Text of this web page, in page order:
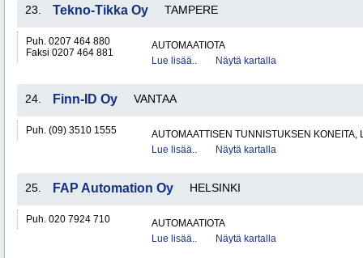
23. Tekno-Tikka Oy TAMPERE
Puh. 0207 464 880
Faksi 0207 464 881
AUTOMAATIOTA
Lue lisää..
Näytä kartalla
24. Finn-ID Oy VANTAA
Puh. (09) 3510 1555
AUTOMAATTISEN TUNNISTUKSEN KONEITA,
Lue lisää..
Näytä kartalla
25. FAP Automation Oy HELSINKI
Puh. 020 7924 710
AUTOMAATIOTA
Lue lisää..
Näytä kartalla